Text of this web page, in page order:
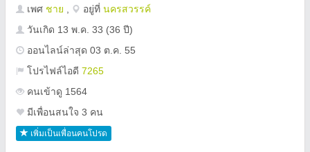
เพศ ชาย อยู่ที่ นครสวรรค์
วันเกิด 13 พ.ค. 33 (36 ปี)
ออนไลน์ล่าสุด 03 ต.ค. 55
โปรไฟล์ไอดี 7265
คนเข้าดู 1564
มีเพื่อนสนใจ 3 คน
เพิ่มเป็นเพื่อนคนโปรด